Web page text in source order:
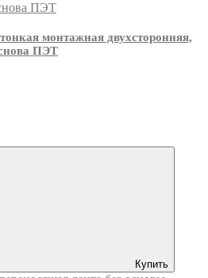
монтажная двухсторонняя,
ПЭТ
Купить